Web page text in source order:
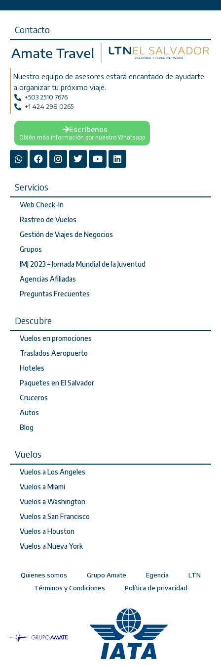
Contacto
Nuestro equipo de asesores estará encantado de ayudarte
a organizar tu próximo viaje.
+503 2510 7676
+1 424 298 0265
Escríbenos
Obtén más información por nuestro Whatsapp
Servicios
Web Check-In
Rastreo de Vuelos
Gestión de Viajes de Negocios
Grupos
JMJ 2023 – Jornada Mundial de la Juventud
Agencias Afiliadas
Preguntas Frecuentes
Descubre
Vuelos en promociones
Traslados Aeropuerto
Hoteles
Paquetes en El Salvador
Cruceros
Autos
Blog
Vuelos
Vuelos a Los Angeles
Vuelos a Miami
Vuelos a Washington
Vuelos a San Francisco
Vuelos a Houston
Vuelos a Nueva York
Quienes somos Grupo Amate Egencia
LTN
Términos y Condiciones
Política de privacidad